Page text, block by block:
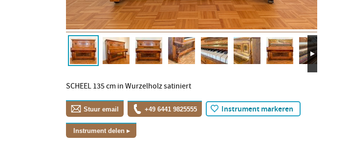
SCHEEL 135 cm in Wurzelholz satiniert
Stuur email +49 6441 9825555 Instrument markeren
Instrument delen